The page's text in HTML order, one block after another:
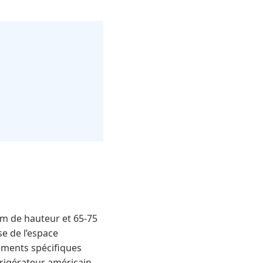
de hauteur et 65-75
de l’espace
spécifiques